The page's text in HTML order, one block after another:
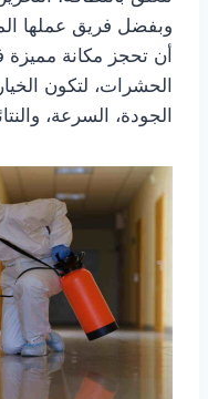
وبفضل فريق عملها
أن تحجز مكانة
الحشرات، لتكون
الجودة، السرعة،